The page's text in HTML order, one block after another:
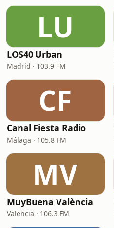
LU
LOS40 Urban
Madrid · 103.9 FM
CF
Canal Fiesta Radio
Málaga · 105.8 FM
MV
MuyBuena València
Valencia · 106.3 FM